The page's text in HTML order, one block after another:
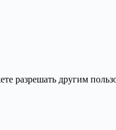
разрешать другим